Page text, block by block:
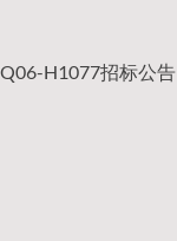
H1077招标公告